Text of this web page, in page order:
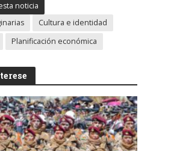
noticia
Cultura e identidad
Planificación económica